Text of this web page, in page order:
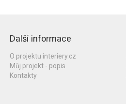
Další informace
O projektu interiery.cz
Můj projekt - popis
Kontakty